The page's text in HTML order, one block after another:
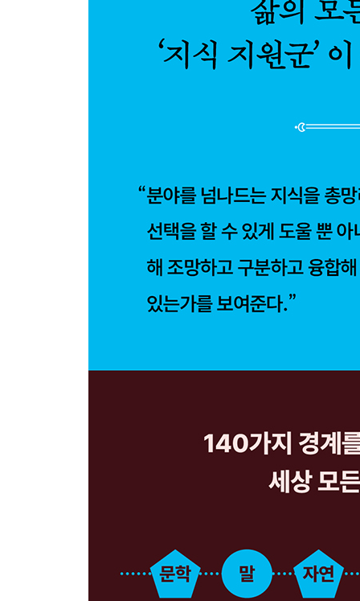
가냘픈 꽃 코스모스에 왜 ‘우주’라는 이름이 붙었을
4. 과학으로 묻다
별도 소리를 낼까?
스트레스를 받으면 왜 설탕과 지방이 당길까?
공간은 그 사람의 무엇을 보여줄까?
눈물의 맛은 다 같을까?
물거품은 사라질까?
영혼의 무게를 측정할 수 있을까?
나이가 들면 왜 잠이 없어질까?
누가 네안데르탈인을 멸종시켰을까?
1755년 리스본 대지진은 무엇을 남겼을까?
언제부터 옷을 입었을까?
한국인은 언제부터 쌀을 먹었을까?
추사가 즐겨 마신 초의차는 어떤 차일까?